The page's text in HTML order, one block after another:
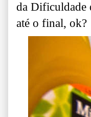
da Dificuldade
até o final, ok?